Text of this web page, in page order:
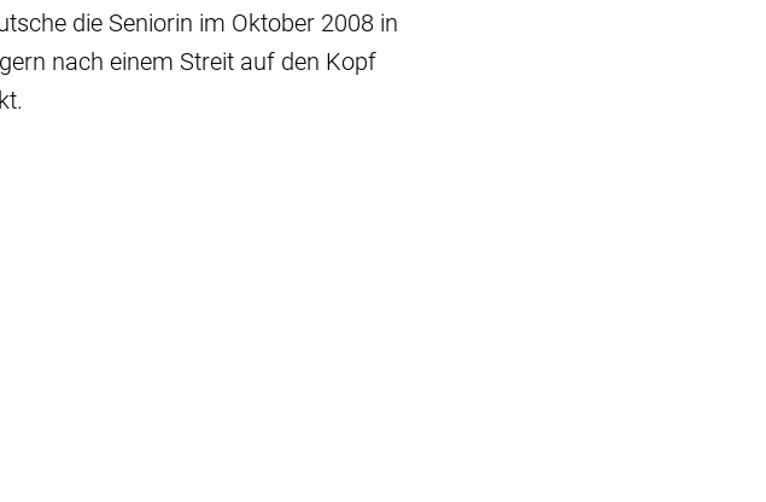
die Seniorin im Oktober 2008 in
nach einem Streit auf den Kopf